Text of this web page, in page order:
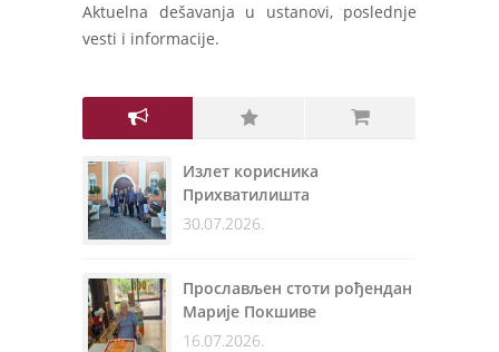
Aktuelna dešavanja u ustanovi, poslednje
vesti i informacije.
Излет корисника
Прихватилишта
30.07.2026.
Прослављен стоти рођендан
Марије Покшиве
16.07.2026.